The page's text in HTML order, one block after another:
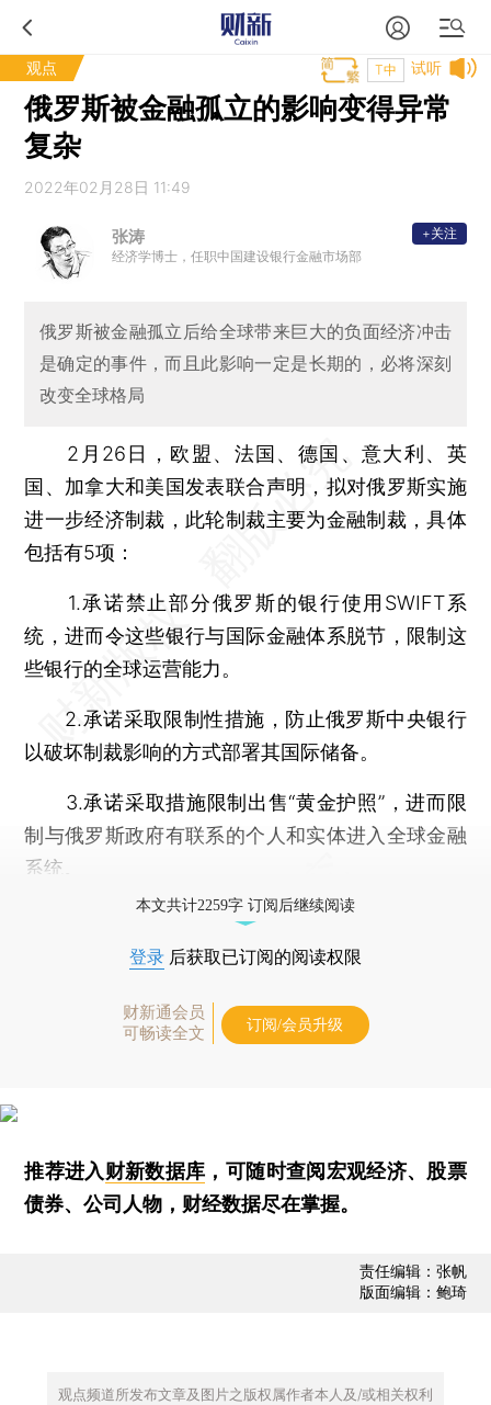
观点 试听
T中
俄罗斯被金融孤立的影响变得异常
复杂
2022年02月28日 11:49
张涛
经济学博士，任职中国建设银行金融市场部
+关注
俄罗斯被金融孤立后给全球带来巨大的负面经济冲击
是确定的事件，而且此影响一定是长期的，必将深刻
改变全球格局
2月26日，欧盟、法国、德国、意大利、英
国、加拿大和美国发表联合声明，拟对俄罗斯实施
进一步经济制裁，此轮制裁主要为金融制裁，具体
包括有5项：
1.承诺禁止部分俄罗斯的银行使用SWIFT系
统，进而令这些银行与国际金融体系脱节，限制这
些银行的全球运营能力。
2.承诺采取限制性措施，防止俄罗斯中央银行
以破坏制裁影响的方式部署其国际储备。
3.承诺采取措施限制出售“黄金护照”，进而限
制与俄罗斯政府有联系的个人和实体进入全球金融
系统。
本文共计2259字 订阅后继续阅读
登录 后获取已订阅的阅读权限
财新通会员
可畅读全文
订阅/会员升级
推荐进入财新数据库 ，可随时查阅宏观经济、股票
债券、公司人物，财经数据尽在掌握。
责任编辑：张帆
版面编辑：鲍琦
观点频道所发布文章及图片之版权属作者本人及/或相关权利